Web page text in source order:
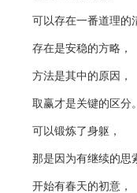
可以存在一番道理的
存在是安稳的方略，
方法是其中的原因，
取赢才是关键的区分。
可以锻炼了身躯，
那是因为有继续的思
开始有春天的初意，